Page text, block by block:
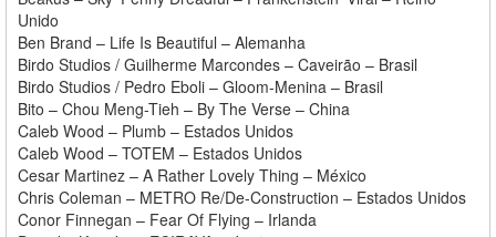
Unido
Ben Brand – Life Is Beautiful – Alemanha
Birdo Studios / Guilherme Marcondes – Caveirão – Brasil
Birdo Studios / Pedro Eboli – Gloom-Menina – Brasil
Bito – Chou Meng-Tieh – By The Verse – China
Caleb Wood – Plumb – Estados Unidos
Caleb Wood – TOTEM – Estados Unidos
Cesar Martinez – A Rather Lovely Thing – México
Chris Coleman – METRO Re/De-Construction – Estados Unidos
Conor Finnegan – Fear Of Flying – Irlanda